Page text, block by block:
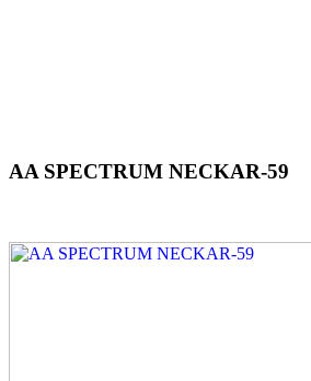
AA SPECTRUM NECKAR-59